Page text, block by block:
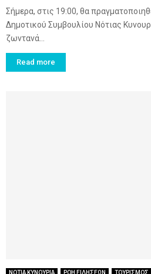
Σήμερα, στις 19:00, θα
Δημοτικού Συμβουλίου Νότιας
ζωντανά...
Read more
ΝΟΤΙΑ ΚΥΝΟΥΡΙΑ ΡΟΗ ΕΙΔΗΣΕΩΝ ΤΟΥΡΙΣΜΟΣ